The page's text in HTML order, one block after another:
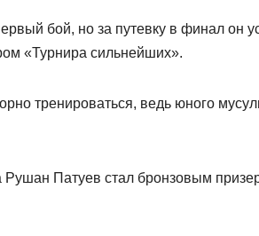
бой, но за путевку в финал он
«Турнира сильнейших».
тренироваться, ведь юного
Патуев стал бронзовым